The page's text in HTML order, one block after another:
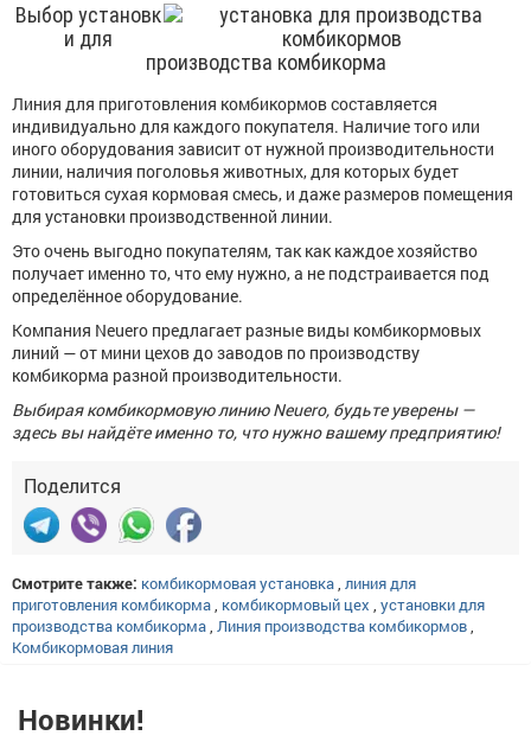
Выбор установк
и для
производства комбикорма
Линия для приготовления комбикормов составляется
индивидуально для каждого покупателя. Наличие того или
иного оборудования зависит от нужной производительности
линии, наличия поголовья животных, для которых будет
готовиться сухая кормовая смесь, и даже размеров помещения
для установки производственной линии.
Это очень выгодно покупателям, так как каждое хозяйство
получает именно то, что ему нужно, а не подстраивается под
определённое оборудование.
Компания Neuero предлагает разные виды комбикормовых
линий — от мини цехов до заводов по производству
комбикорма разной производительности.
Выбирая комбикормовую линию Neuero, будьте уверены —
здесь вы найдёте именно то, что нужно вашему предприятию!
Поделится
Смотрите также: комбикормовая установка линия для
приготовления комбикорма комбикормовый цех установки для
производства комбикорма Линия производства комбикормов
Комбикормовая линия
Новинки!